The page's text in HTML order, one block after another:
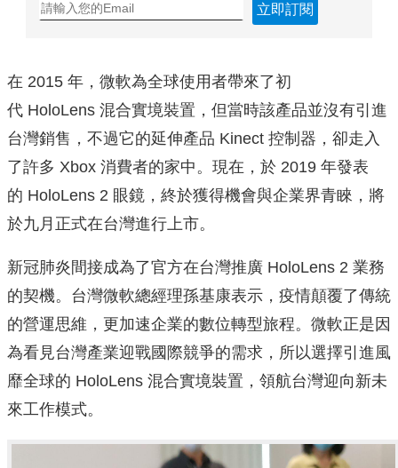
立即訂閱
在 2015 年，微軟為全球使用者帶來了初
代 HoloLens 混合實境裝置，但當時該產品並沒有引進
台灣銷售，不過它的延伸產品 Kinect 控制器，卻走入
了許多 Xbox 消費者的家中。現在，於 2019 年發表
的 HoloLens 2 眼鏡，終於獲得機會與企業界青睞，將
於九月正式在台灣進行上市。
新冠肺炎間接成為了官方在台灣推廣 HoloLens 2 業務
的契機。台灣微軟總經理孫基康表示，疫情顛覆了傳統
的營運思維，更加速企業的數位轉型旅程。微軟正是因
為看見台灣產業迎戰國際競爭的需求，所以選擇引進風
靡全球的 HoloLens 混合實境裝置，領航台灣迎向新未
來工作模式。